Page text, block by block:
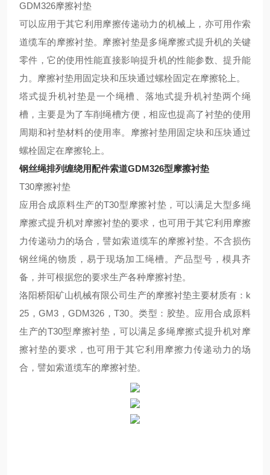
GDM326摩擦衬垫
可以应用于其它利用摩擦传递动力的机械上，亦可用作索
道缆车的摩擦衬垫。摩擦衬垫是多绳摩擦式提升机的关键
零件，它的使用性能直接影响提升机的性能参数、提升能
力 。
摩擦衬垫用固定块和压块通过螺栓固定在摩擦轮上。
塔式提升机衬垫是一个绳槽、落地式提升机衬垫两个绳
槽，主要是为了车削绳槽方便，相应也提高了衬垫的使用
周期和衬垫材料的使用率。摩擦衬垫用固定块和压块通过
螺栓固定在摩擦轮上。
钢丝绳排列缠绕用配件索道GDM326型摩擦衬垫
T30摩擦衬垫
应用合成原料生产的T30型摩擦衬垫，可以满足大型多绳
摩擦式提升机对摩擦衬垫的要求，也可用于其它利用摩擦
力传递动力的场合，譬如索道缆车的摩擦衬垫。不含损伤
钢丝绳的物质，易于现场加工绳槽。产品型号，模具齐
备，并可根据您的要求生产各种摩擦衬垫。
洛阳桥阳矿山机械有限公司生产的摩擦衬垫主要材质有： k
25，GM3，GDM326，T30。类型：胶垫。 应用合成原料
生产的T30型摩擦衬垫，可以满足多绳摩擦式提升机对摩
擦衬垫的要求，也可用于其它利用摩擦力传递动力的场
合，譬如索道缆车的摩擦衬垫。